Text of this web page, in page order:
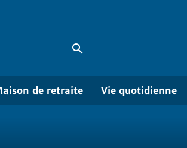
de retraite Vie quotidienne